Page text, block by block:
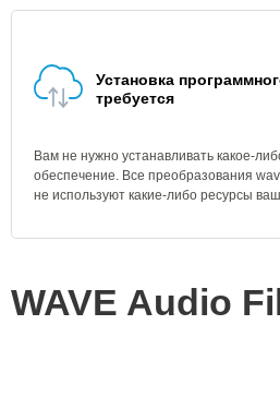
Установка
требуется
Вам не нужно устанавливать какое-
обеспечение. Все преобразования
не используют какие-либо ресурсы
WAVE Audio